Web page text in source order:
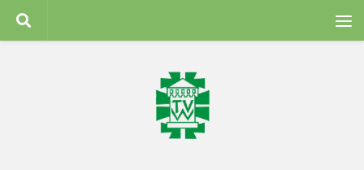
Zum Inhalt springen